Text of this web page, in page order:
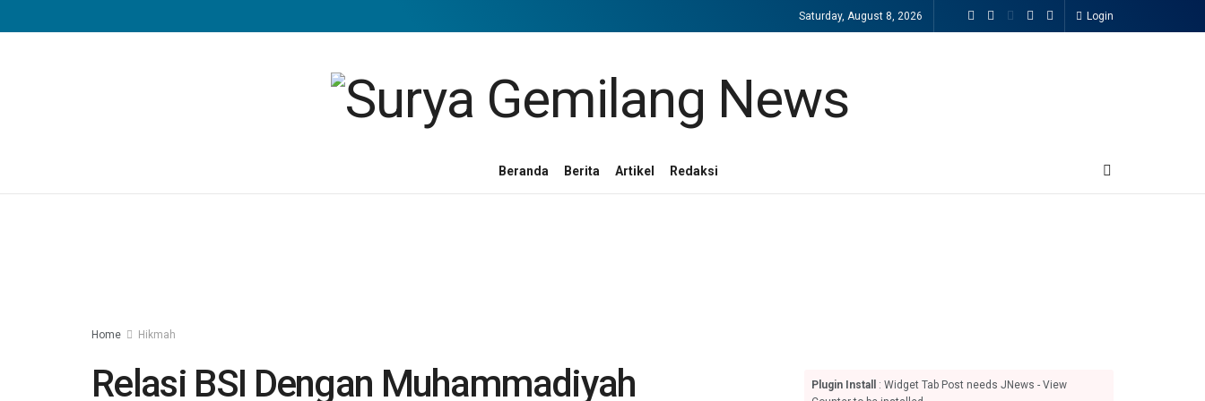
Saturday, August 8, 2026 Login
Beranda Berita Artikel Redaksi
Home Hikmah
Relasi BSI Dengan Muhammadiyah Plugin Install
: Widget Tab Post needs JNews - View